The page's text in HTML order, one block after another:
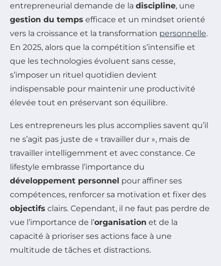
entrepreneurial demande de la discipline, une
gestion du temps efficace et un mindset orienté
vers la croissance et la transformation personnelle.
En 2025, alors que la compétition s’intensifie et
que les technologies évoluent sans cesse,
s’imposer un rituel quotidien devient
indispensable pour maintenir une productivité
élevée tout en préservant son équilibre.
Les entrepreneurs les plus accomplies savent qu’il
ne s’agit pas juste de « travailler dur », mais de
travailler intelligemment et avec constance. Ce
lifestyle embrasse l’importance du
développement personnel pour affiner ses
compétences, renforcer sa motivation et fixer des
objectifs clairs. Cependant, il ne faut pas perdre de
vue l’importance de l’organisation et de la
capacité à prioriser ses actions face à une
multitude de tâches et distractions.